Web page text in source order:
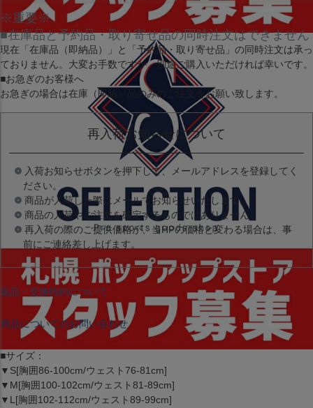
※重要※
■在庫品と予約品・取り寄せ品の同時注文はできません
現在 「在庫品（即納品）」 と 「予約品・取り寄せ品」 の同時注文は承っ
ておりません。大変お手数ですが、別途ご購入いただければ幸いです。
■お急ぎのお客様へ
お急ぎの場合は在庫（即納）品 のみのご注文をお願い致します。
再入荷お知らせについて
入荷お知らせボタンを押下して、メールアドレスを登録してく
ださい。
商品が入荷した際にメールでお知らせいたします。
商品の入荷やご注文を確定するものではありません。
再入荷の際のご提供価格が、当HPの価格と変わる場合は、事
前にご連絡差し上げます。
返品・交換特約について
商品についてのお問い合わせ
■サイズ：
▼S[胸囲86-100cm/ウェスト76-81cm]
▼M[胸囲100-102cm/ウェスト81-89cm]
▼L[胸囲102-112cm/ウェスト89-99cm]